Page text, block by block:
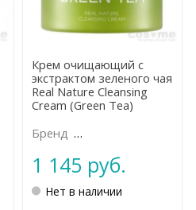
Крем очищающий с
экстрактом зеленого чая
Real Nature Cleansing
Cream (Green Tea)
Бренд NATURE REPUBLIC
1 145 руб.
Нет в наличии